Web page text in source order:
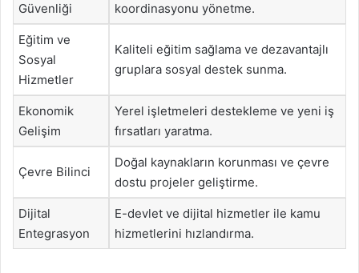
Güvenliği
koordinasyonu yönetme.
Eğitim ve
Sosyal
Hizmetler
Kaliteli eğitim sağlama ve dezavantajlı
gruplara sosyal destek sunma.
Ekonomik
Gelişim
Yerel işletmeleri destekleme ve yeni iş
fırsatları yaratma.
Çevre Bilinci
Doğal kaynakların korunması ve çevre
dostu projeler geliştirme.
Dijital
Entegrasyon
E-devlet ve dijital hizmetler ile kamu
hizmetlerini hızlandırma.